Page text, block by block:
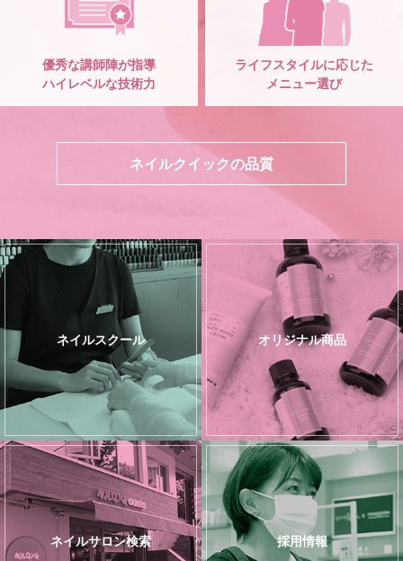
優秀な講師陣が指導
ハイレベルな技術力
ライフスタイルに応じた
メニュー選び
ネイルクイックの品質
ネイルスクール オリジナル商品
ネイルサロン検索 採用情報